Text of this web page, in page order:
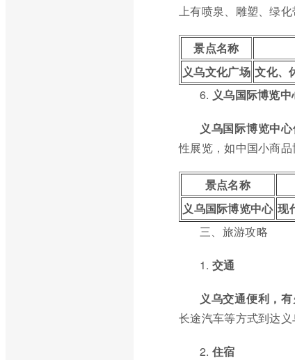
上有喷泉、雕塑、绿化
景点名称
义乌文化广场 文化、
6. 义乌国际博览中
义乌国际博览中
性展览，如中国小商品
景点名称
义乌国际博览中心 现
三、旅游攻略
1. 交通
义乌交通便利，
长途汽车等方式到达义
2. 住宿